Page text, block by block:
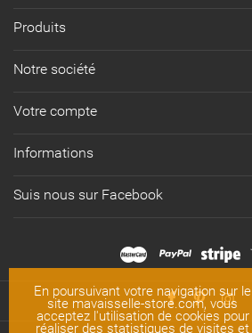
Produits
Notre société
Votre compte
Informations
Suis nous sur Facebook
En poursuivant votre navigation sur le
site mavaisselle-store.com, vous
acceptez l'utilisation de cookies pour
réaliser des statistiques de visites et